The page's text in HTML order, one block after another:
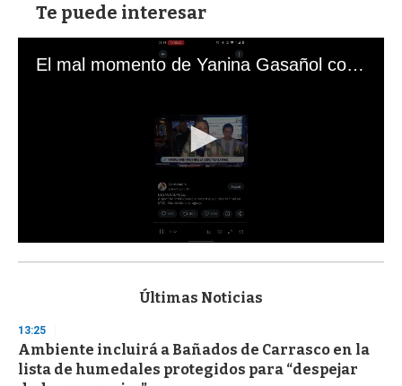
Te puede interesar
El mal momento de Yanina Gasañol con un hincha argentino en "Subrayado"
s
d
s
o
f
Últimas Noticias
13:25
Ambiente incluirá a Bañados de Carrasco en la
lista de humedales protegidos para “despejar